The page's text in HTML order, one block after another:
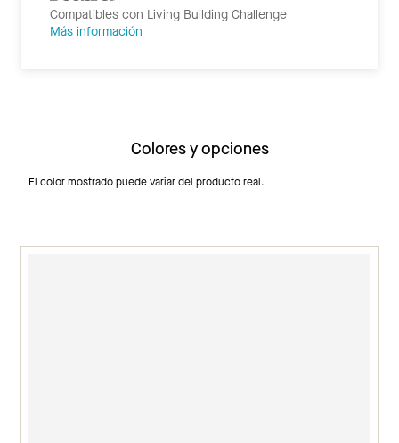
Compatibles con Living Building Challenge
Más información
Colores y opciones
El color mostrado puede variar del producto real.